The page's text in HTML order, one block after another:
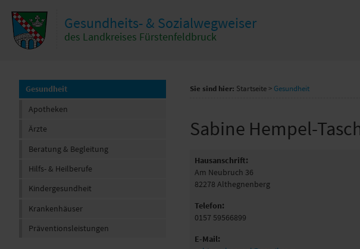
Gesundheits- & Sozialwegweiser
des Landkreises Fürstenfeldbruck
Gesundheit
Apotheken
Ärzte
Beratung & Begleitung
Hilfs- & Heilberufe
Kindergesundheit
Krankenhäuser
Präventionsleistungen
Sie sind hier: Startseite> Gesundheit
Sabine Hempel-
Hausanschrift:
Am Neubruch 36
82278 Althegnenberg
Telefon:
0157 59566899
E-Mail: